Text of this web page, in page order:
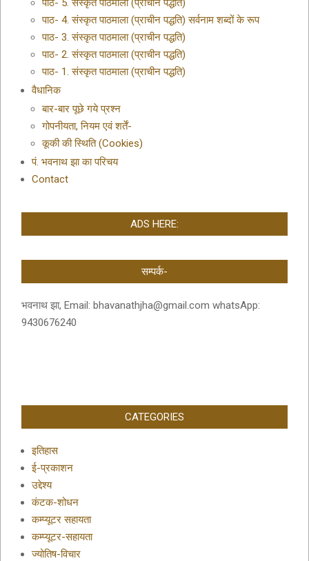
पाठ- 5. संस्कृत पाठमाला (प्राचीन पद्धति)
पाठ- 4. संस्कृत पाठमाला (प्राचीन पद्धति) सर्वनाम शब्दों के रूप
पाठ- 3. संस्कृत पाठमाला (प्राचीन पद्धति)
पाठ- 2. संस्कृत पाठमाला (प्राचीन पद्धति)
पाठ- 1. संस्कृत पाठमाला (प्राचीन पद्धति)
वैधानिक
बार-बार पूछे गये प्रश्न
गोपनीयता, नियम एवं शर्तें-
कूकी की स्थिति (Cookies)
पं. भवनाथ झा का परिचय
Contact
ADS HERE:
सम्पर्क-
भवनाथ झा, Email: bhavanathjha@gmail.com whatsApp:
9430676240
CATEGORIES
इतिहास
ई-प्रकाशन
उद्देश्य
कंटक-शोधन
कम्प्यूटर सहायता
कम्प्यूटर-सहायता
ज्योतिष-विचार